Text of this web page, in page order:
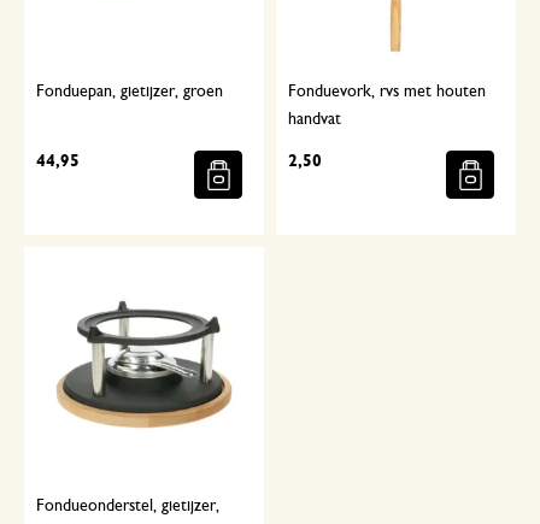
Fonduepan, gietijzer, groen
44,95
Fonduevork, rvs met houten
handvat
2,50
Fondueonderstel, gietijzer,